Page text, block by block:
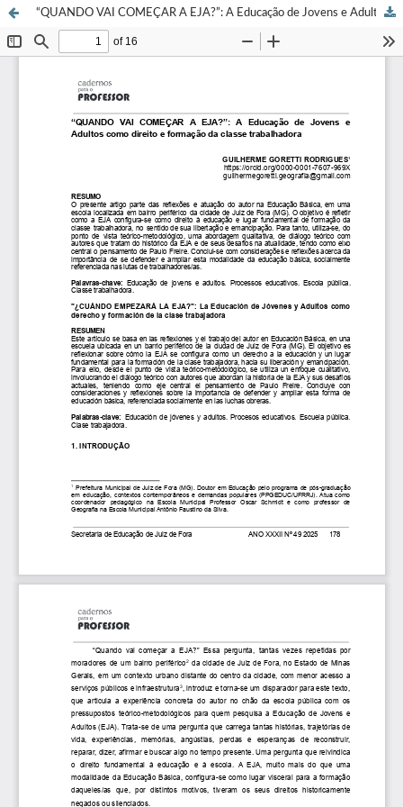
“QUANDO VAI COMEÇAR A EJA?”: A Educação de Jovens e Adultos como direito e formação da classe trabalhadora